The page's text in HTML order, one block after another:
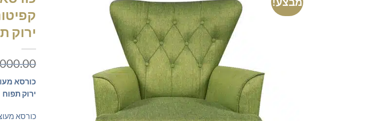
ירוק
כורסא
ירוק תפוח
כורסא